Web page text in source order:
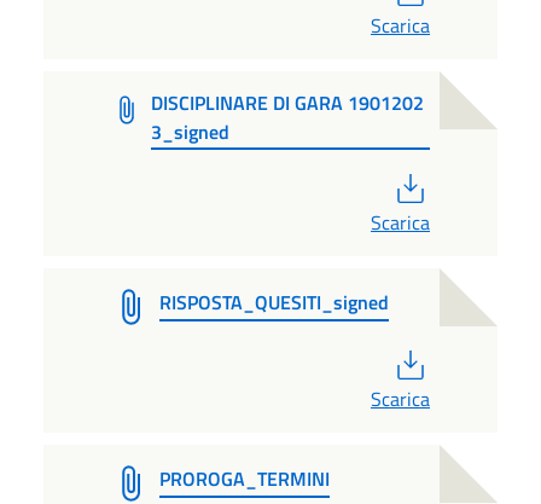
Scarica
DISCIPLINARE DI GARA 1901202
3_signed
Scarica
RISPOSTA_QUESITI_signed
Scarica
PROROGA_TERMINI